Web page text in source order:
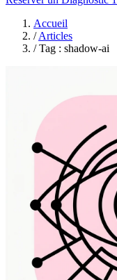
Accueil
/ Articles
/ Tag : shadow-ai